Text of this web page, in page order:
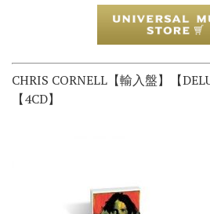
CHRIS CORNELL【輸入盤】【
【4CD】